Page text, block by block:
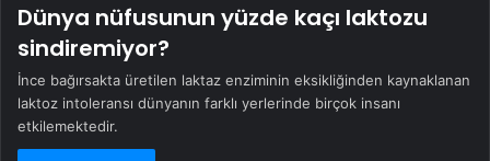
Dünya nüfusunun yüzde kaçı laktozu
sindiremiyor?
İnce bağırsakta üretilen laktaz enziminin eksikliğinden kaynaklanan
laktoz intoleransı dünyanın farklı yerlerinde birçok insanı
etkilemektedir.